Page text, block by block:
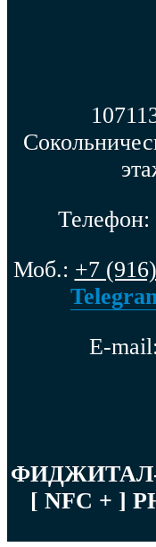
Телефон:
Моб.: +7
E-mail:
[ NFC + ]